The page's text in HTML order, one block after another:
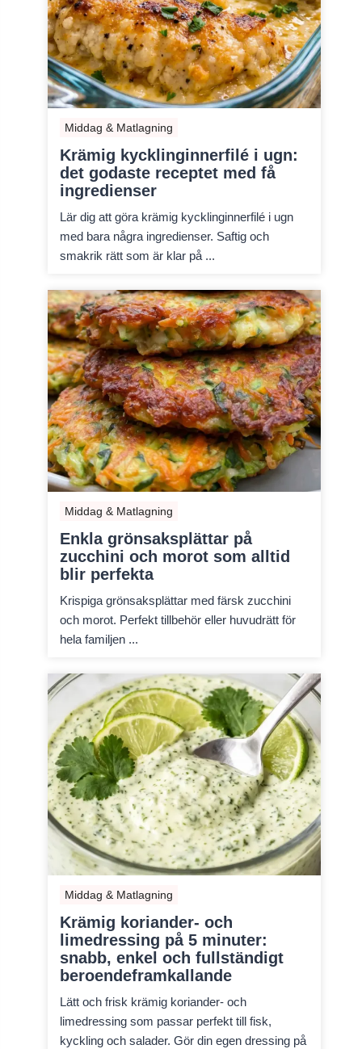
Middag & Matlagning
Krämig kycklinginnerfilé i ugn:
det godaste receptet med få
ingredienser
Lär dig att göra krämig kycklinginnerfilé i ugn
med bara några ingredienser. Saftig och
smakrik rätt som är klar på ...
Middag & Matlagning
Enkla grönsaksplättar på
zucchini och morot som alltid
blir perfekta
Krispiga grönsaksplättar med färsk zucchini
och morot. Perfekt tillbehör eller huvudrätt för
hela familjen ...
Middag & Matlagning
Krämig koriander- och
limedressing på 5 minuter:
snabb, enkel och fullständigt
beroendeframkallande
Lätt och frisk krämig koriander- och
limedressing som passar perfekt till fisk,
kyckling och salader. Gör din egen dressing på